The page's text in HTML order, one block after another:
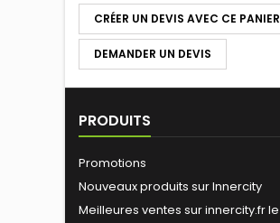
CRÉER UN DEVIS AVEC CE PANIER
DEMANDER UN DEVIS
PRODUITS
Promotions
Nouveaux produits sur Innercity
Meilleures ventes sur innercity.fr le